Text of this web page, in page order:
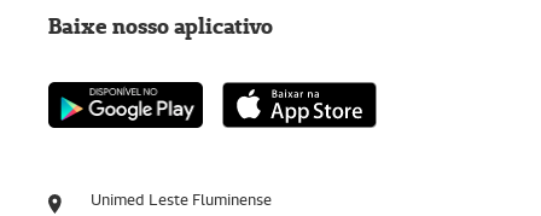
Unimed Leste Fluminense
Baixe nosso aplicativo